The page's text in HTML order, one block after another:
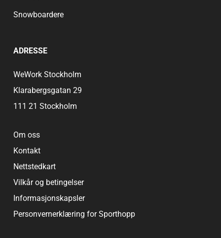
Snowboardere
ADRESSE
WeWork Stockholm
Klarabergsgatan 29
111 21 Stockholm
Om oss
Kontakt
Nettstedkart
Vilkår og betingelser
Informasjonskapsler
Personvernerklæring for Sporthopp